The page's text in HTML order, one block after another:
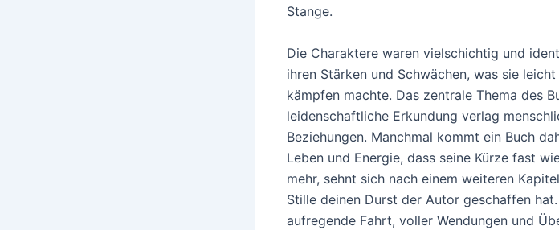
Stange.
Die Charaktere waren vielschichtig und
ihren Stärken und Schwächen, was sie
kämpfen machte. Das zentrale Thema des
leidenschaftliche Erkundung verlag
Beziehungen. Manchmal kommt ein Buch
Leben und Energie, dass seine Kürze fast
mehr, sehnt sich nach einem weiteren
Stille deinen Durst der Autor geschaffen
aufregende Fahrt, voller Wendungen und